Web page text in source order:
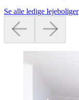
Se alle ledige lejeboliger